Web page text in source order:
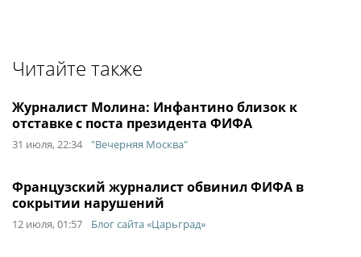
Читайте также
Журналист Молина: Инфантино близок к
отставке с поста президента ФИФА
31 июля, 22:34 "Вечерняя Москва"
Французский журналист обвинил ФИФА в
сокрытии нарушений
12 июля, 01:57 Блог сайта «Царьград»